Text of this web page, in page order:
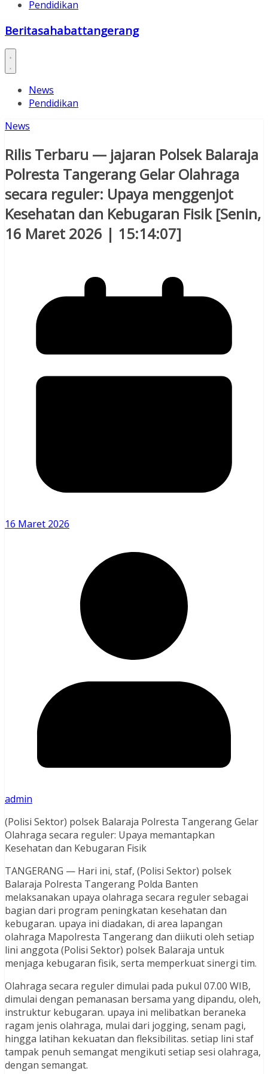
Pendidikan
Beritasahabattangerang
News
Pendidikan
News
Rilis Terbaru — jajaran Polsek Balaraja
Polresta Tangerang Gelar Olahraga
secara reguler: Upaya menggenjot
Kesehatan dan Kebugaran Fisik [Senin,
16 Maret 2026 | 15:14:07]
16 Maret 2026
admin
(Polisi Sektor) polsek Balaraja Polresta Tangerang Gelar
Olahraga secara reguler: Upaya memantapkan
Kesehatan dan Kebugaran Fisik
TANGERANG — Hari ini, staf, (Polisi Sektor) polsek
Balaraja Polresta Tangerang Polda Banten
melaksanakan upaya olahraga secara reguler sebagai
bagian dari program peningkatan kesehatan dan
kebugaran. upaya ini diadakan, di area lapangan
olahraga Mapolresta Tangerang dan diikuti oleh setiap
lini anggota (Polisi Sektor) polsek Balaraja untuk
menjaga kebugaran fisik, serta memperkuat sinergi tim.
Olahraga secara reguler dimulai pada pukul 07.00 WIB,
dimulai dengan pemanasan bersama yang dipandu, oleh,
instruktur kebugaran. upaya ini melibatkan beraneka
ragam jenis olahraga, mulai dari jogging, senam pagi,
hingga latihan kekuatan dan fleksibilitas. setiap lini staf
tampak penuh semangat mengikuti setiap sesi olahraga,
dengan semangat.